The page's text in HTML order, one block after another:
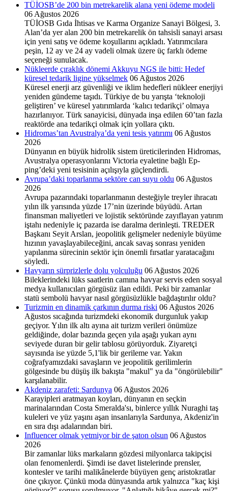
TÜİOSB’de 200 bin metrekarelik alana yeni ödeme modeli
06 Ağustos 2026
TÜİOSB Gıda İhtisas ve Karma Organize Sa­nayi Bölgesi, 3.
Alan’da yer alan 200 bin metrekare­lik ön tahsisli sanayi arsası
için yeni satış ve ödeme ko­şullarını açıkladı. Yatırım­cılara
peşin, 12 ay ve 24 ay vadeli olmak üzere üç farklı ödeme
seçeneği sunulacak.
Nükleerde çıraklık dönemi Akkuyu NGS ile bitti: Hedef
küresel tedarik ligine yükselmek 06 Ağustos 2026
Küresel enerji arz güvenliği ve iklim hedefleri nükleer enerjiyi
yeniden gündeme taşıdı. Türkiye de bu yarışta ‘teknoloji
geliştiren’ ve küresel yatırımlarda ‘kalıcı tedarikçi’ olmaya
hazırlanıyor. Türk sanayicisi, dünyada inşa edilen 60’tan fazla
reaktörde ana tedarikçi olmak için yollara çıktı.
Hidromas’tan Avustralya’da yeni tesis yatırımı 06 Ağustos
2026
Dünyanın en büyük hidrolik sistem üreticilerinden Hid­romas,
Avustralya operasyonla­rını Victoria eyaletine bağlı Ep­
ping’deki yeni tesisinin açılışıy­la güçlendirdi.
Avrupa’daki toparlanma sektöre can suyu oldu 06 Ağustos
2026
Avrupa pazarındaki toparlanmanın desteğiyle treyler ihracatı
yılın ilk yarısında yüzde 17’nin üzerinde büyüdü. Artan
finansman maliyetleri ve lojistik sektöründe zayıflayan yatırım
iştahı nedeniyle iç pazarda ise daralma derinleşti. TREDER
Başkanı Seyit Arslan, jeopolitik gelişmeler nedeniyle büyüme
hızının yavaşlayabileceğini, ancak savaş sonrası yeniden
yapılanma sürecinin sektör için önemli fırsatlar yaratacağını
söyledi.
Havyarın sürprizlerle dolu yolculuğu 06 Ağustos 2026
Bileklerindeki lüks saatlerin camına havyar servis eden sosyal
medya kullanıcıları görgüsüz ilan edildi. Peki bir zamanlar
statü sembolü havyar nasıl görgüsüzlükle bağdaştırılır oldu?
Turizmin en dinamik çarkının durma riski 06 Ağustos 2026
Ağustos sıcağında turizmdeki ekonomik durgunluk yakıp
geçiyor. Yılın ilk altı ayına ait turizm verileri önümüze
geldiğinde, dolar bazında geçen yıla aşağı yukarı aynı
seviyede duran bir gelir tablosu görüyorduk. Ziyaretçi
sayısında ise yüzde 5,1'lik bir gerileme var. Yakın
coğrafyamızdaki savaşların ve jeopolitik gerilimlerin
gölgesinde bu düşüş ilk bakışta "makul" ya da "öngörülebilir"
karşılanabilir.
Akdeniz zarafeti: Sardunya 06 Ağustos 2026
Karayipleri aratmayan koyları, dünyanın en seçkin
marinalarından Costa Smeralda'sı, binlerce yıllık Nuraghi taş
kuleleri ve yüz yaşını aşan insanlarıyla Sardunya, Akdeniz'in
en sıra dışı adalarından biri.
Influencer olmak yetmiyor bir de şaton olsun 06 Ağustos
2026
Bir zamanlar lüks markaların gözdesi milyonlarca takipçisi
olan fenomenlerdi. Şimdi ise davet listelerinde prensler,
kontesler ve tarihi malikânelerde büyüyen genç aristokratlar
öne çıkıyor. Çünkü moda dünyasında artık yalnızca "kaç kişi